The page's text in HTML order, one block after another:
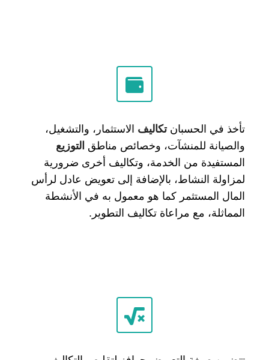
تأخذ في الحسبان تكاليف الاستثمار، والتشغيل،
والصيانة للمنشآت، وخصائص مناطق التوزيع
المستفيدة من الخدمة، وتكاليف أخرى ضرورية
لمزاولة النشاط، بالإضافة إلى تعويض عادل لرأس
المال المستثمر كما هو معمول به في الأنشطة
المماثلة، مع مراعاة تكاليف التطوير.